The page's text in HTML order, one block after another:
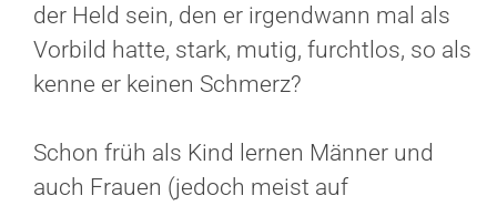
der Held sein, den er irgendwann mal als
Vorbild hatte, stark, mutig, furchtlos, so als
kenne er keinen Schmerz?
Schon früh als Kind lernen Männer und
auch Frauen (jedoch meist auf